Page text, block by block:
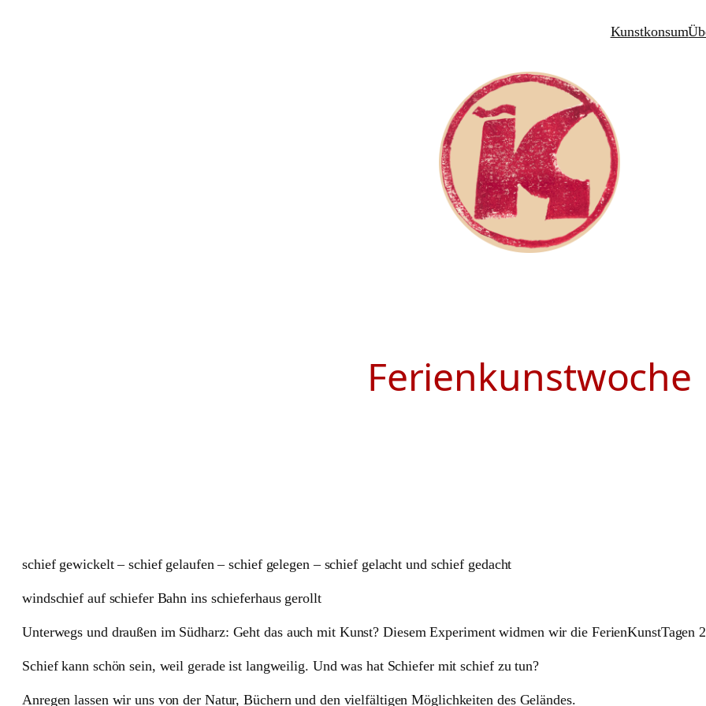
Kunstkonsum
Ferienkunstwoche
schief gewickelt – schief gelaufen – schief gelegen – schief gelacht und schief gedacht
windschief auf schiefer Bahn ins schieferhaus gerollt
Unterwegs und draußen im Südharz: Geht das auch mit Kunst? Diesem Experiment widmen wir die FerienKunstTagen
Schief kann schön sein, weil gerade ist langweilig. Und was hat Schiefer mit schief zu tun?
Anregen lassen wir uns von der Natur, Büchern und den vielfältigen Möglichkeiten des Geländes.